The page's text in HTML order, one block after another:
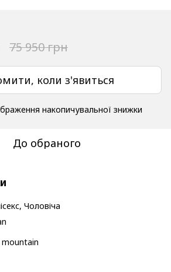
75 950 грн
коли з'явиться
накопичувальної знижки
До обраного
Чоловіча
mountain